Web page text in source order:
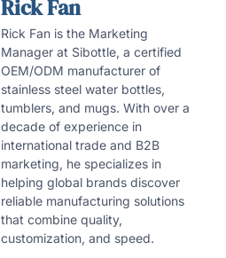
Rick Fan
Rick Fan is the Marketing
Manager at Sibottle, a certified
OEM/ODM manufacturer of
stainless steel water bottles,
tumblers, and mugs. With over a
decade of experience in
international trade and B2B
marketing, he specializes in
helping global brands discover
reliable manufacturing solutions
that combine quality,
customization, and speed.